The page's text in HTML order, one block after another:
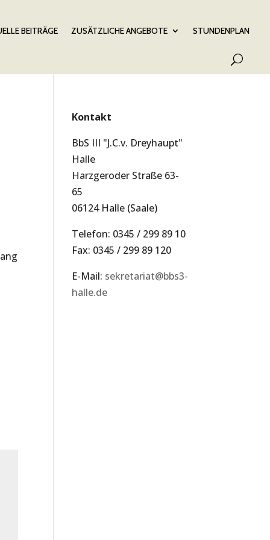
BEITRÄGE ZUSÄTZLICHE ANGEBOTE STUNDENPLAN
Kontakt
BbS III "J.C.v. Dreyhaupt"
Halle
Harzgeroder Straße 63-
65
06124 Halle (Saale)
Telefon: 0345 / 299 89 10
Fax: 0345 / 299 89 120
E-Mail: sekretariat@bbs3-
halle.de